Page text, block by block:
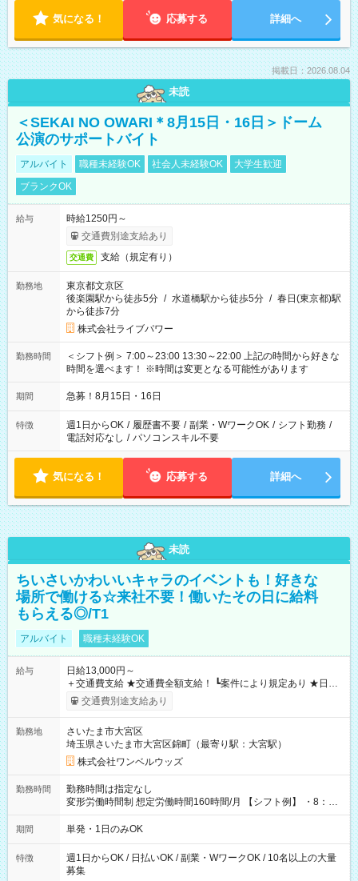
気になる！ 応募する 詳細へ
掲載日：2026.08.04
未読
＜SEKAI NO OWARI＊8月15日・16日＞ドーム
公演のサポートバイト
アルバイト 職種未経験OK 社会人未経験OK
大学生歓迎
ブランクOK
給与
時給1250円～
交通費別途支給あり
交通費 支給（規定有り）
勤務地
東京都文京区
後楽園駅から徒歩5分 / 水道橋駅から徒歩5分 / 春日(東京都)駅
から徒歩7分
株式会社ライブパワー
勤務時間
＜シフト例＞ 7:00～23:00 13:30～22:00 上記の時間から好きな
時間を選べます！ ※時間は変更となる可能性があります
期間 急募！8月15日・16日
特徴 週1日からOK / 履歴書不要 / 副業・WワークOK / シフト勤務 /
電話対応なし / パソコンスキル不要
気になる！ 応募する 詳細へ
未読
ちいさいかわいいキャラのイベントも！好きな
場所で働ける☆来社不要！働いたその日に給料
もらえる◎/T1
アルバイト 職種未経験OK
給与
日給13,000円～
＋交通費支給 ★交通費全額支給！ ┗案件により規定あり ★日払
いOK！（規定あり） ┗働いたその日に現金GET♪ お仕事後はコ
ンビニATMから 日払い分を引き落とせます！ 【試用期間】試
交通費別途支給あり
勤務地
さいたま市大宮区
埼玉県さいたま市大宮区錦町（最寄り駅：大宮駅）
株式会社ワンベルウッズ
勤務時間
勤務時間は指定なし
変形労働時間制 想定労働時間160時間/月 【シフト例】 ・8：00
～21：00
期間 単発・1日のみOK
特徴
週1日からOK / 日払いOK / 副業・WワークOK / 10名以上の大量
募集